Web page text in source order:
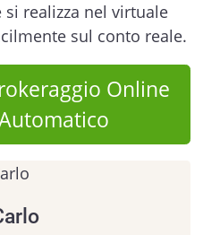
realizza nel virtuale
sul conto reale.
Online